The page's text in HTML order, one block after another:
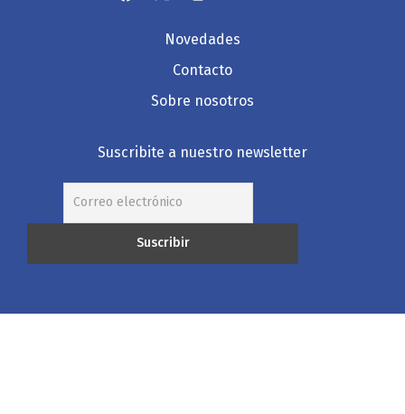
Novedades
Contacto
Sobre nosotros
Suscribite a nuestro newsletter